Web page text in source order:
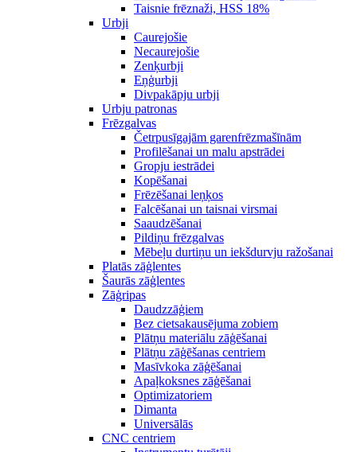
Taisnie frēznaži, HSS 18%
Urbji
Caurejošie
Necaurejošie
Zenķurbji
Eņģurbji
Divpakāpju urbji
Urbju patronas
Frēzgalvas
Četrpusīgajām garenfrēzmašīnām
Profilēšanai un malu apstrādei
Gropju iestrādei
Kopēšanai
Frēzēšanai leņķos
Falcēšanai un taisnai virsmai
Saaudzēšanai
Pildiņu frēzgalvas
Mēbeļu durtiņu un iekšdurvju ražošanai
Platās zāģlentes
Šaurās zāģlentes
Zāģripas
Daudzzāģiem
Bez cietsakausējuma zobiem
Plātņu materiālu zāģēšanai
Plātņu zāģēšanas centriem
Masīvkoka zāģēšanai
Apaļkoksnes zāģēšanai
Optimizatoriem
Dimanta
Universālās
CNC centriem